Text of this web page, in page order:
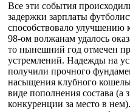
Все эти события
задержки зарплаты
способствовало улучшению
98-ом волжанам удалось
то нынешний год отмечен
устремлений. Надежды на
получили прочного
насыщения клубного
виде пополнения состава (а
конкуренции за место в